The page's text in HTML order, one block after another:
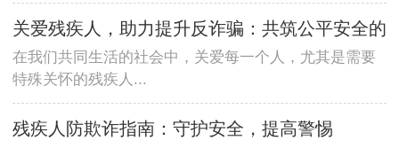
关爱残疾人，助力提升反诈骗：共筑公平安全的
在我们共同生活的社会中，关爱每一个人，尤其是需要
特殊关怀的残疾人...
残疾人防欺诈指南：守护安全，提高警惕